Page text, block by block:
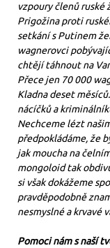
vzpoury členů ruské
Prigožina proti
setkání s Putinem
wagnerovci
chtějí táhnout na
Přece jen 70 000
Kladna deset
nácíčků a
Nechceme lézt
předpokládáme, že
jak moucha na
mongoloid tak
si však dokážeme
pravděpodobně
nesmyslné a krvavé
Pomoci nám s naší